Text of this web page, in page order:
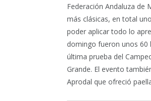
Federación Andaluza de
más clásicas, en total
poder aplicar todo lo
domingo fueron unos 60
última prueba del
Grande. El evento
Aprodal que ofreció